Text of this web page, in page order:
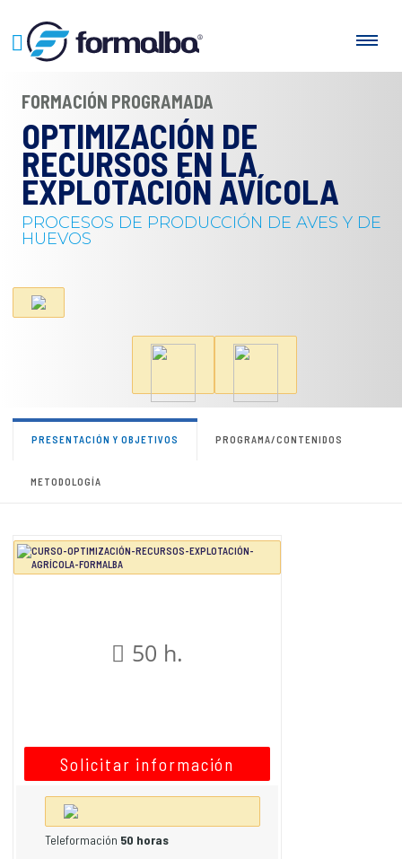
FORMACIÓN PROGRAMADA
OPTIMIZACIÓN DE
RECURSOS EN LA
EXPLOTACIÓN AVÍCOLA
PROCESOS DE PRODUCCIÓN DE AVES Y DE
HUEVOS
PRESENTACIÓN Y OBJETIVOS PROGRAMA/CONTENIDOS
METODOLOGÍA
50 h.
Solicitar información
Teleformación 50 horas